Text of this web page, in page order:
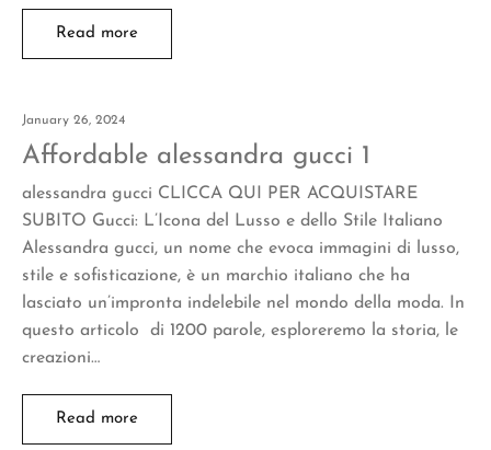
Read more
January 26, 2024
Affordable alessandra gucci 1
alessandra gucci CLICCA QUI PER ACQUISTARE
SUBITO Gucci: L’Icona del Lusso e dello Stile Italiano
Alessandra gucci, un nome che evoca immagini di lusso,
stile e sofisticazione, è un marchio italiano che ha
lasciato un’impronta indelebile nel mondo della moda. In
questo articolo di 1200 parole, esploreremo la storia, le
creazioni…
Read more